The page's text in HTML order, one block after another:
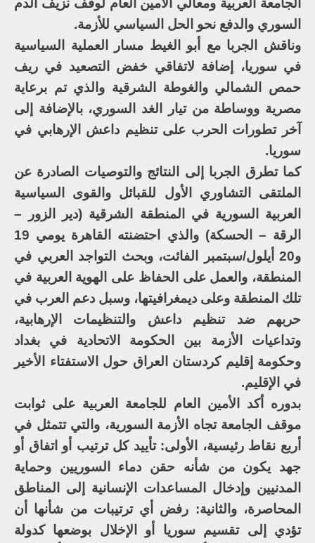
الجامعة العربية ومعالي الأمين العام لوقف نزيف الدم
السوري والدفع نحو الحل السياسي للأزمة.
وناقش الجربا مع أبو الغيط مسار العملية السياسية
في سوريا، إضافة لاتفاقي خفض التصعيد في ريف
حمص الشمالي والغوطة الشرقية والذي تم برعاية
مصرية ووساطة من تيار الغد السوري، بالإضافة إلى
آخر تطورات الحرب على تنظيم داعش الإرهابي في
سوريا.
كما تطرق الجربا إلى النتائج والتوصيات الصادرة عن
الملتقى التشاوري الأول للقبائل والقوى السياسية
العربية السورية في المنطقة الشرقية (دير الزور –
الرقة – الحسكة) والذي احتضنته القاهرة يومي 19
و20 أيلول/سبتمبر الفائت، وبحث التواجد العربي في
المنطقة، والعمل على الحفاظ على الهوية العربية في
تلك المنطقة وعلى ديمغرافيتها، وسبل دعم العرب في
حربهم ضد تنظيم داعش والتنظيمات الإرهابية،
وتداعيات الأزمة بين الحكومة الاتحادية في بغداد
وحكومة إقليم كردستان العراق حول الاستفتاء الأخير
في الإقليم.
بدوره أكد الأمين العام للجامعة العربية على ثوابت
موقف الجامعة تجاه الأزمة السورية، والتي تتمثل في
أربع نقاط رئيسية، الأولى: تأييد كل ترتيب أو اتفاق أو
جهد يكون من شأنه حقن دماء السوريين وحماية
المدنيين وإدخال المساعدات الإنسانية إلى المناطق
المحاصرة، والثانية: رفض أي ترتيبات من شأنها أن
تؤدي إلى تقسيم سوريا أو الإخلال بوضعها كدولة